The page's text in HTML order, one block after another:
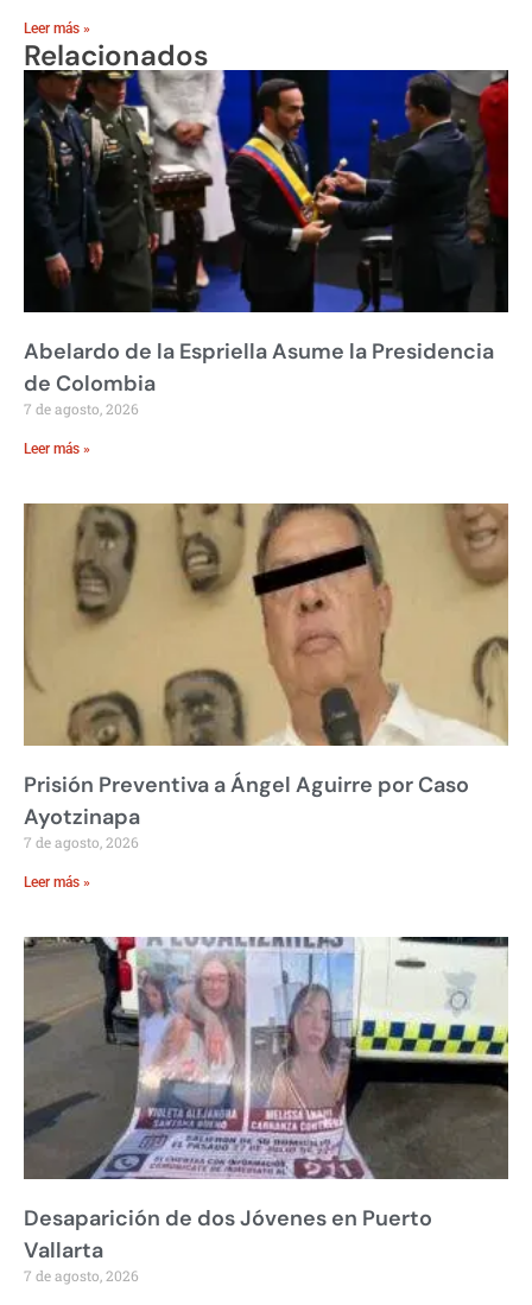
Leer más »
Relacionados
Abelardo de la Espriella Asume la Presidencia
de Colombia
7 de agosto, 2026
Leer más »
Prisión Preventiva a Ángel Aguirre por Caso
Ayotzinapa
7 de agosto, 2026
Leer más »
Desaparición de dos Jóvenes en Puerto
Vallarta
7 de agosto, 2026